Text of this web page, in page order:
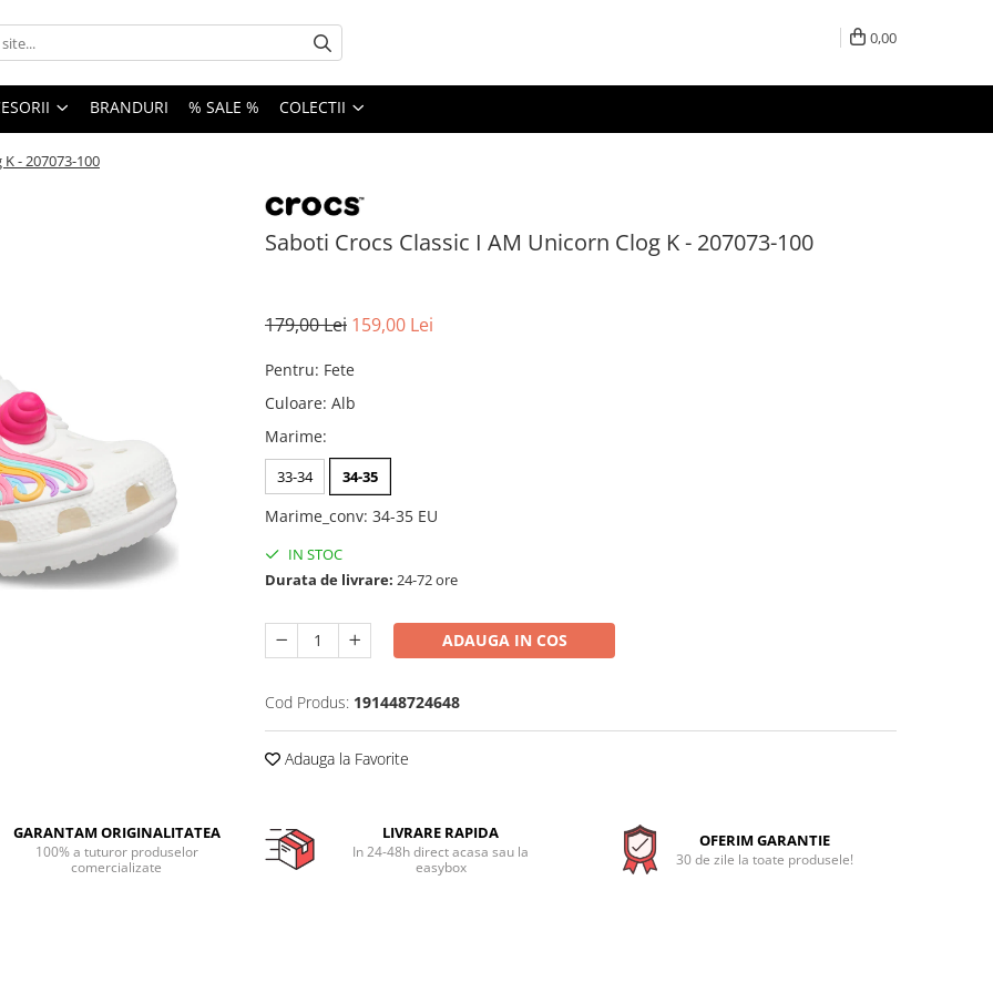
0,00
BRANDURI % SALE % COLECTII
- 207073-100
Saboti Crocs Classic I AM Unicorn Clog K - 207073-100
179,00 Lei 159,00 Lei
Pentru: Fete
Culoare: Alb
Marime:
33-34 34-35
Marime_conv: 34-35 EU
IN STOC
Durata de livrare: 24-72 ore
ADAUGA IN COS
Cod Produs: 191448724648
Adauga la Favorite
GARANTAM ORIGINALITATEA
100% a tuturor produselor
comercializate
LIVRARE RAPIDA
In 24-48h direct acasa sau la
easybox
OFERIM GARANTIE
30 de zile la toate produsele!